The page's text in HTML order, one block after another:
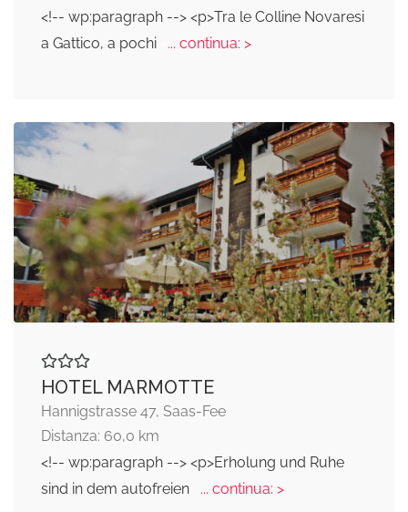
<!-- wp:paragraph --> <p>Tra le Colline Novaresi
a Gattico, a pochi
... continua: >
HOTEL MARMOTTE
Hannigstrasse 47, Saas-Fee
Distanza: 60,0 km
<!-- wp:paragraph --> <p>Erholung und Ruhe
sind in dem autofreien
... continua: >